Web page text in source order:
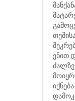
ენით
ძალზე